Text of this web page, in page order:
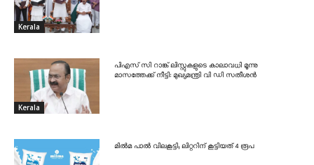
Kerala
Kerala
പിഎസ് സി റാങ്ക് ലിസ്റ്റുകളുടെ കാലാവധി മൂന്നു
മാസത്തേക്ക് നീട്ടി: മുഖ്യമന്ത്രി വി ഡി സതീശൻ
മിൽമ പാൽ വിലകൂട്ടി; ലിറ്ററിന് കൂട്ടിയത് 4 രൂപ